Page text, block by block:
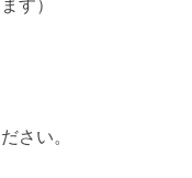
す）
さい。